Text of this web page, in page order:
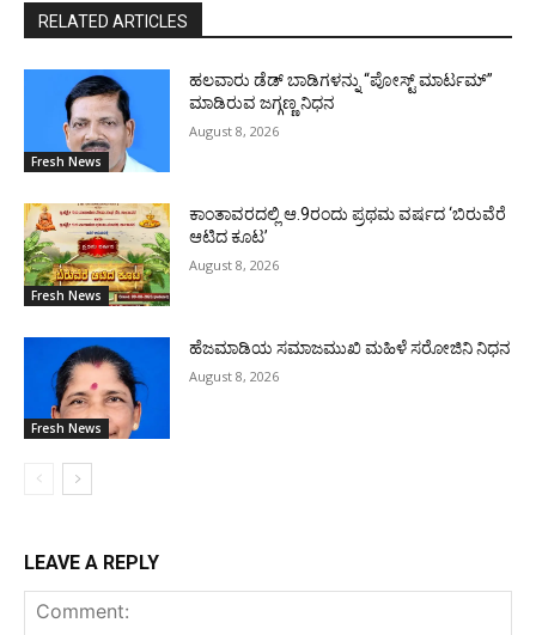
RELATED ARTICLES
Fresh News
ಹಲವಾರು ಡೆಡ್ ಬಾಡಿಗಳನ್ನು “ಪೋಸ್ಟ್ ಮಾರ್ಟಮ್”
ಮಾಡಿರುವ ಜಗ್ಗಣ್ಣ ನಿಧನ
August 8, 2026
Fresh News
ಕಾಂತಾವರದಲ್ಲಿ ಆ.9ರಂದು ಪ್ರಥಮ ವರ್ಷದ ‘ಬಿರುವೆರೆ
ಆಟಿದ ಕೂಟ’
August 8, 2026
Fresh News
ಹೆಜಮಾಡಿಯ ಸಮಾಜಮುಖಿ ಮಹಿಳೆ ಸರೋಜಿನಿ ನಿಧನ
August 8, 2026
LEAVE A REPLY